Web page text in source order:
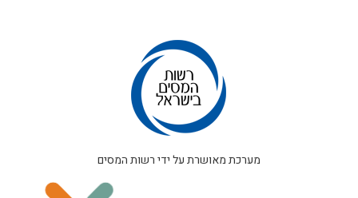
מערכת מאושרת על ידי רשות המסים